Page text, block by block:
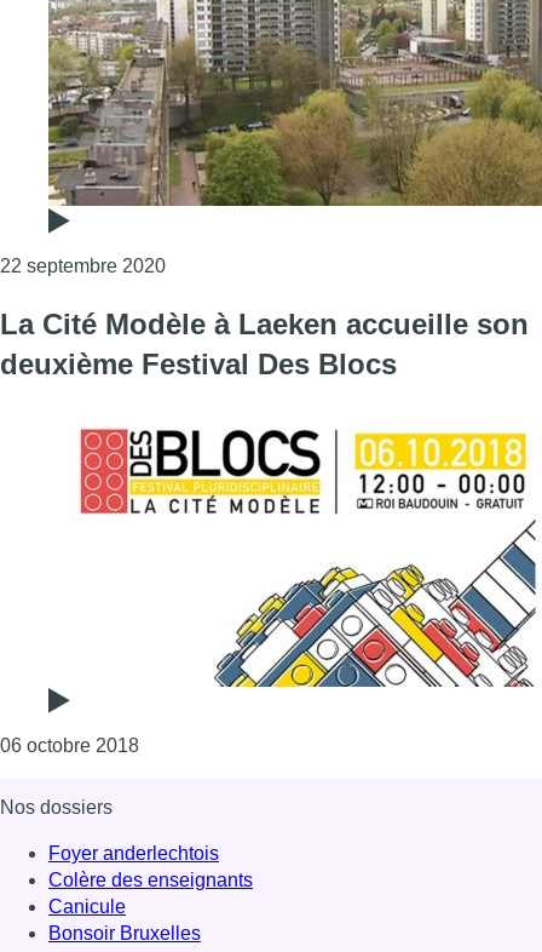
22 septembre 2020Consulter l'article "Autrement : quand le
La Cité Modèle à Laeken accueille son
deuxième Festival Des Blocs
06 octobre 2018Consulter l'article "La Cité Modèle à Laeken
Nos dossiers
Foyer anderlechtois
Colère des enseignants
Canicule
Bonsoir Bruxelles